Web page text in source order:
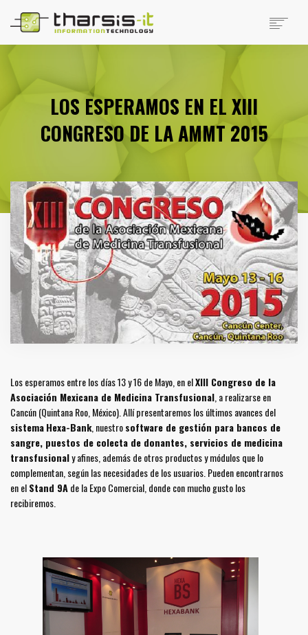
PRODUCTOS DISTRIBUIDOS
SOPORTE
CONTACTO
SEARCH
LOS ESPERAMOS EN EL XIII
CONGRESO DE LA AMMT 2015
Los esperamos entre los días 13 y 16 de Mayo, en elXIII Congreso de la
Asociación Mexicana de Medicina Transfusional , a realizarse en
Cancún (Quintana Roo, México). Allí presentaremos los últimos avances del
sistemaHexa-Bank, nuestrosoftware de gestión para bancos de
sangre, puestos de colecta de donantes, servicios de medicina
transfusionaly afines, además de otros productos y módulos que lo
complementan, según las necesidades de los usuarios. Pueden encontrarnos
en elStand 9Ade la Expo Comercial, donde con mucho gusto los
recibiremos.